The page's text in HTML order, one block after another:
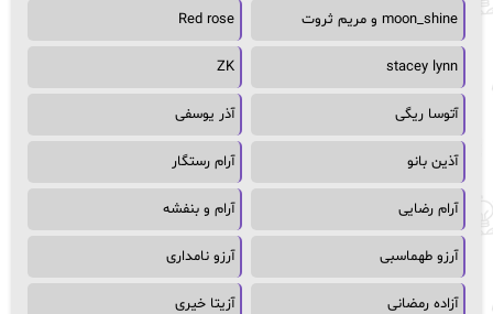
moon_shine و مریم ثروت Red rose
stacey lynn
ZK
آتوسا ریگی آذر یوسفی
آذین بانو آرام رستگار
آرام رضایی آرام و بنفشه
آرزو طهماسبی آرزو نامداری
آزاده رمضانی آزیتا خیری